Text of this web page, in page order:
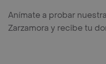
Anímate a probar
Zarzamora y recibe tu